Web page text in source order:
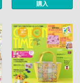
購入